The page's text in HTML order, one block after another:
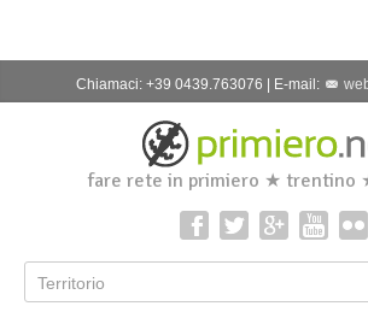
Chiamaci: +39 0439.763076 | E-mail:
fare rete in primiero ★ trentino
Territorio